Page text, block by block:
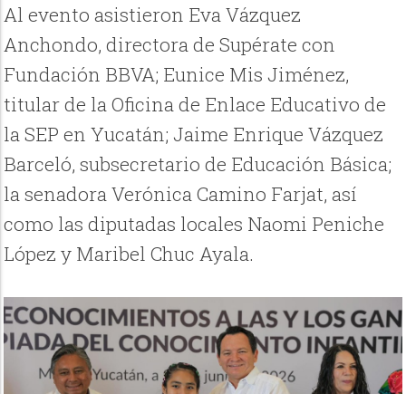
Al evento asistieron Eva Vázquez
Anchondo, directora de Supérate con
Fundación BBVA; Eunice Mis Jiménez,
titular de la Oficina de Enlace Educativo de
la SEP en Yucatán; Jaime Enrique Vázquez
Barceló, subsecretario de Educación Básica;
la senadora Verónica Camino Farjat, así
como las diputadas locales Naomi Peniche
López y Maribel Chuc Ayala.